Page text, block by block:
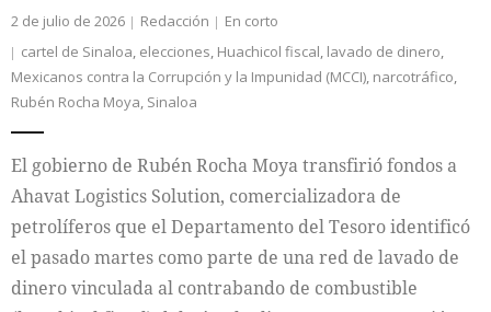
2 de julio de 2026 Redacción
En corto
cartel de Sinaloa, elecciones, Huachicol fiscal, lavado de dinero,
Mexicanos contra la Corrupción y la Impunidad (MCCI), narcotráfico,
Rubén Rocha Moya, Sinaloa
El gobierno de Rubén Rocha Moya transfirió fondos a
Ahavat Logistics Solution, comercializadora de
petrolíferos que el Departamento del Tesoro identificó
el pasado martes como parte de una red de lavado de
dinero vinculada al contrabando de combustible